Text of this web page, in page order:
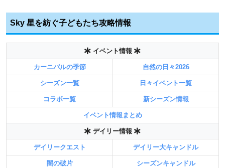
Sky 星を紡ぐ子どもたち攻略情報
イベント情報
カーニバルの季節 自然の日々2026
シーズン一覧 日々イベント一覧
コラボ一覧 新シーズン情報
イベント情報まとめ
デイリー情報
デイリークエスト デイリー大キャンドル
闇の破片 シーズンキャンドル